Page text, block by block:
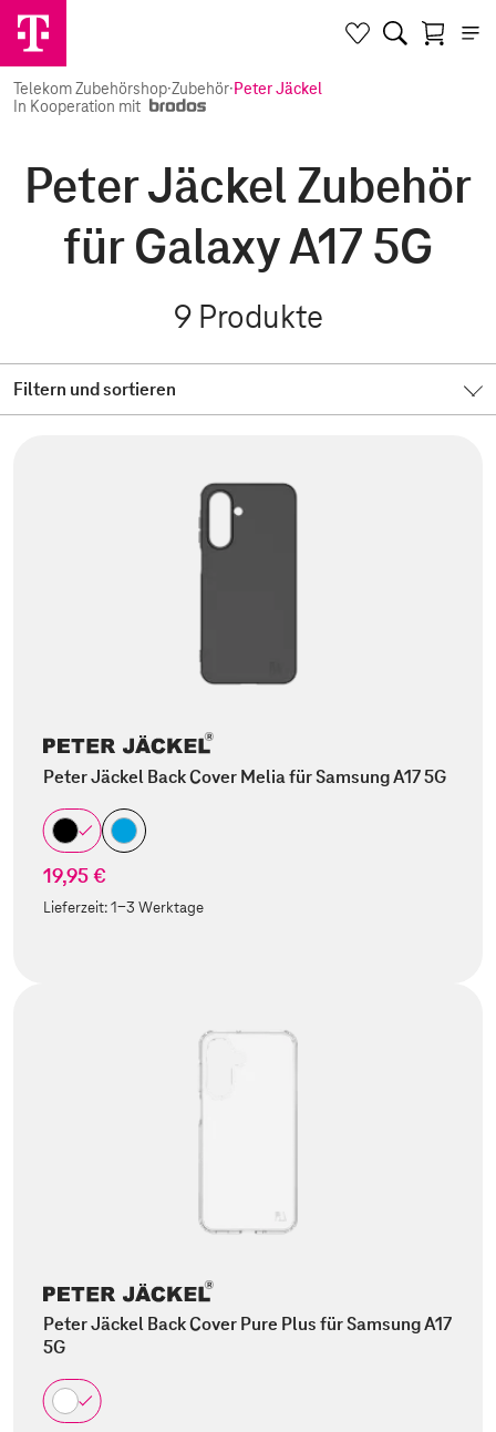
Telekom Zubehörshop·Zubehör·Peter Jäckel
In Kooperation mit
Peter Jäckel Zubehör
für Galaxy A17 5G
9 Produkte
Filtern und sortieren
Peter Jäckel Back Cover Melia für Samsung A17 5G
19,95 €
Lieferzeit:1-3 Werktage
Peter Jäckel Back Cover Pure Plus für Samsung A17
5G